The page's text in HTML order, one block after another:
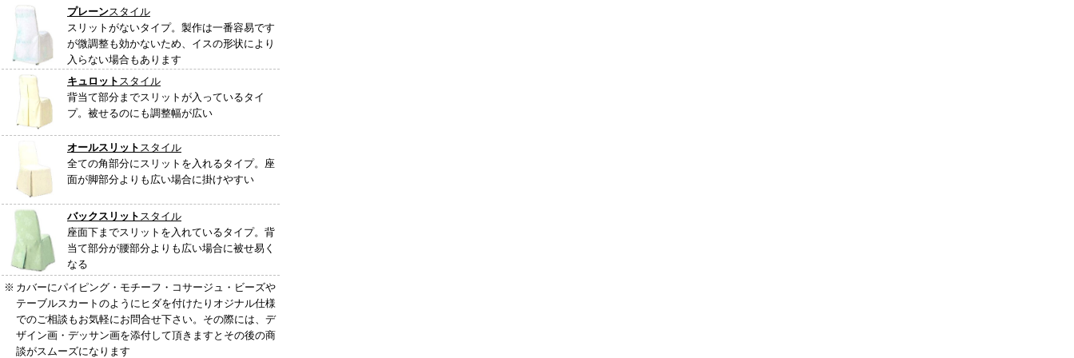
プレーンスタイル
スリットがないタイプ。製作は一番容易です
が微調整も効かないため、イスの形状により
入らない場合もあります
キュロット スタイル
背当て部分までスリットが入っているタイ
プ。被せるのにも調整幅が広い
オールスリット スタイル
全ての角部分にスリットを入れるタイプ。座
面が脚部分よりも広い場合に掛けやすい
バックスリット スタイル
座面下までスリットを入れているタイプ。背
当て部分が腰部分よりも広い場合に被せ易く
なる
※ カバーにパイピング・モチーフ・コサージュ・ビーズや
テーブルスカートのようにヒダを付けたりオジナル仕様
でのご相談もお気軽にお問合せ下さい。その際には、デ
ザイン画・デッサン画を添付して頂きますとその後の商
談がスムーズになります